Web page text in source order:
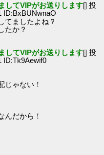
してVIPがお送りします[] 投
ID:BxBUNwnaO
てましたよね？
たか？
してVIPがお送りします[] 投
ID:Tk9Aewif0
じゃない！
んだから！